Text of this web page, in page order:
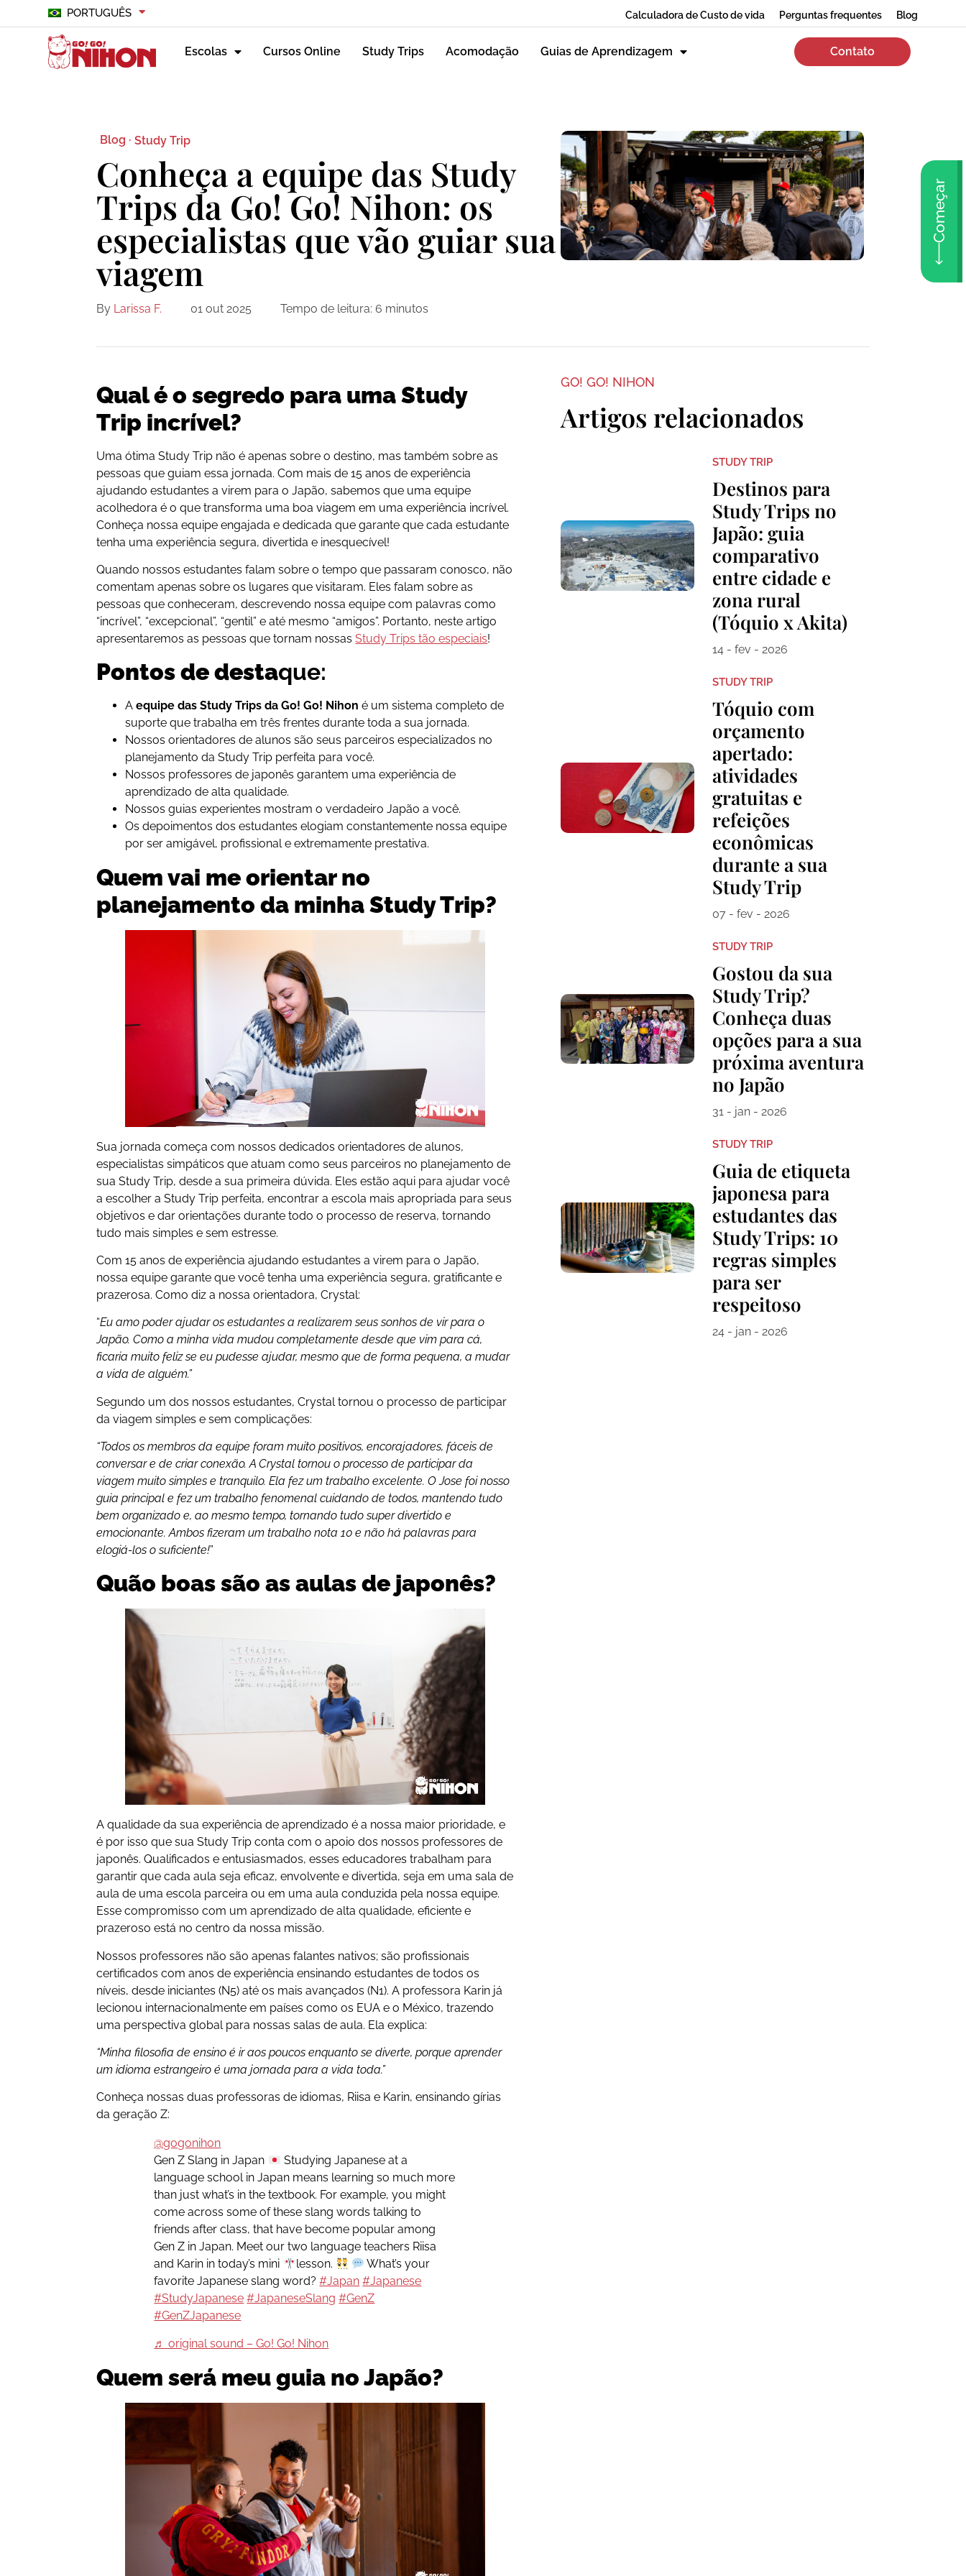
PORTUGUÊS Calculadora de Custo de vida Perguntas frequentes Blog
Escolas Cursos Online Study Trips Acomodação Guias de Aprendizagem Contato
Começar
Blog · Study Trip
Conheça a equipe das Study
Trips da Go! Go! Nihon: os
especialistas que vão guiar sua
viagem
By Larissa F. 01 out 2025 Tempo de leitura: 6 minutos
Qual é o segredo para uma Study
Trip incrível?
Uma ótima Study Trip não é apenas sobre o destino, mas também sobre as
pessoas que guiam essa jornada. Com mais de 15 anos de experiência
ajudando estudantes a virem para o Japão, sabemos que uma equipe
acolhedora é o que transforma uma boa viagem em uma experiência incrível.
Conheça nossa equipe engajada e dedicada que garante que cada estudante
tenha uma experiência segura, divertida e inesquecível!
Quando nossos estudantes falam sobre o tempo que passaram conosco, não
comentam apenas sobre os lugares que visitaram. Eles falam sobre as
pessoas que conheceram, descrevendo nossa equipe com palavras como
“incrível”, “excepcional”, “gentil” e até mesmo “amigos”. Portanto, neste artigo
apresentaremos as pessoas que tornam nossasStudy Trips tão especiais!
Pontos de destaque:
A equipe das Study Trips da Go! Go! Nihon é um sistema completo de
suporte que trabalha em três frentes durante toda a sua jornada.
Nossos orientadores de alunos são seus parceiros especializados no
planejamento da Study Trip perfeita para você.
Nossos professores de japonês garantem uma experiência de
aprendizado de alta qualidade.
Nossos guias experientes mostram o verdadeiro Japão a você.
Os depoimentos dos estudantes elogiam constantemente nossa equipe
por ser amigável, profissional e extremamente prestativa.
Quem vai me orientar no
planejamento da minha Study Trip?
Sua jornada começa com nossos dedicados orientadores de alunos,
especialistas simpáticos que atuam como seus parceiros no planejamento de
sua Study Trip, desde a sua primeira dúvida. Eles estão aqui para ajudar você
a escolher a Study Trip perfeita, encontrar a escola mais apropriada para seus
objetivos e dar orientações durante todo o processo de reserva, tornando
tudo mais simples e sem estresse.
Com 15 anos de experiência ajudando estudantes a virem para o Japão,
nossa equipe garante que você tenha uma experiência segura, gratificante e
prazerosa. Como diz a nossa orientadora, Crystal:
“Eu amo poder ajudar os estudantes a realizarem seus sonhos de vir para o
Japão. Como a minha vida mudou completamente desde que vim para cá,
ficaria muito feliz se eu pudesse ajudar, mesmo que de forma pequena, a mudar
a vida de alguém.”
Segundo um dos nossos estudantes, Crystal tornou o processo de participar
da viagem simples e sem complicações:
“Todos os membros da equipe foram muito positivos, encorajadores, fáceis de
conversar e de criar conexão. A Crystal tornou o processo de participar da
viagem muito simples e tranquilo. Ela fez um trabalho excelente. O Jose foi nosso
guia principal e fez um trabalho fenomenal cuidando de todos, mantendo tudo
bem organizado e, ao mesmo tempo, tornando tudo super divertido e
emocionante. Ambos fizeram um trabalho nota 10 e não há palavras para
elogiá-los o suficiente!”
Quão boas são as aulas de japonês?
A qualidade da sua experiência de aprendizado é a nossa maior prioridade, e
é por isso que sua Study Trip conta com o apoio dos nossos professores de
japonês. Qualificados e entusiasmados, esses educadores trabalham para
garantir que cada aula seja eficaz, envolvente e divertida, seja em uma sala de
aula de uma escola parceira ou em uma aula conduzida pela nossa equipe.
Esse compromisso com um aprendizado de alta qualidade, eficiente e
prazeroso está no centro da nossa missão.
Nossos professores não são apenas falantes nativos; são profissionais
certificados com anos de experiência ensinando estudantes de todos os
níveis, desde iniciantes (N5) até os mais avançados (N1). A professora Karin já
lecionou internacionalmente em países como os EUA e o México, trazendo
uma perspectiva global para nossas salas de aula. Ela explica:
“Minha filosofia de ensino é ir aos poucos enquanto se diverte, porque aprender
um idioma estrangeiro é uma jornada para a vida toda.”
Conheça nossas duas professoras de idiomas, Riisa e Karin, ensinando gírias
da geração Z:
@gogonihon
Gen Z Slang in Japan
Studying Japanese at a
language school in Japan means learning so much more
than just what’s in the textbook. For example, you might
come across some of these slang words talking to
friends after class, that have become popular among
Gen Z in Japan. Meet our two language teachers Riisa
and Karin in today’s mini
lesson.
What’s your
favorite Japanese slang word?#Japan #Japanese
#StudyJapanese #JapaneseSlang #GenZ
#GenZJapanese
♬ original sound – Go! Go! Nihon
Quem será meu guia no Japão?
GO! GO! NIHON
Artigos relacionados
STUDY TRIP
Destinos para
Study Trips no
Japão: guia
comparativo
entre cidade e
zona rural
(Tóquio x Akita)
14 - fev - 2026
STUDY TRIP
Tóquio com
orçamento
apertado:
atividades
gratuitas e
refeições
econômicas
durante a sua
Study Trip
07 - fev - 2026
STUDY TRIP
Gostou da sua
Study Trip?
Conheça duas
opções para a sua
próxima aventura
no Japão
31 - jan - 2026
STUDY TRIP
Guia de etiqueta
japonesa para
estudantes das
Study Trips: 10
regras simples
para ser
respeitoso
24 - jan - 2026